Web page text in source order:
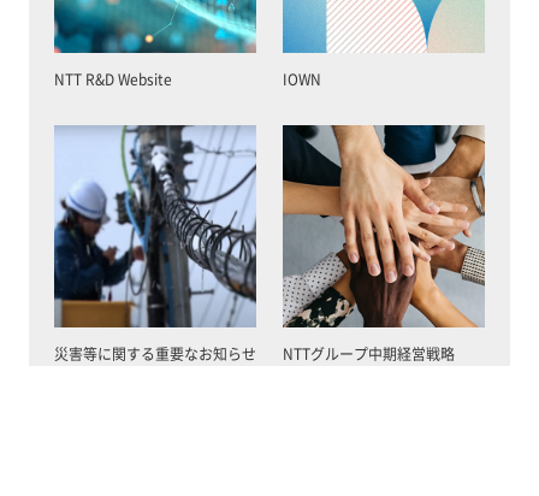
NTT R&D Website IOWN
災害等に関する重要なお知らせ NTTグループ中期経営戦略